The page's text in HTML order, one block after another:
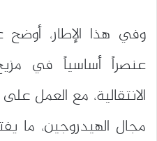
وفي هذا الإطار، أوضح
عنصراً أساسياً في
الانتقالية، مع العمل
مجال الهيدروجين، ما